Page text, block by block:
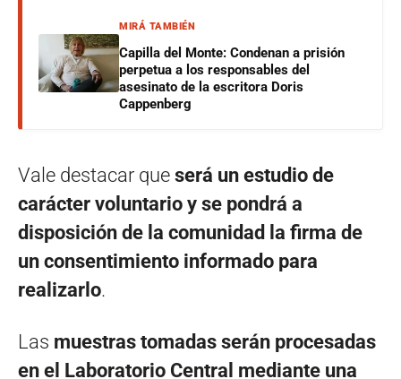
MIRÁ TAMBIÉN
Capilla del Monte: Condenan a prisión
perpetua a los responsables del
asesinato de la escritora Doris
Cappenberg
Vale destacar que será un estudio de
carácter voluntario y se pondrá a
disposición de la comunidad la firma de
un consentimiento informado para
realizarlo.
Las muestras tomadas serán procesadas
en el Laboratorio Central mediante una